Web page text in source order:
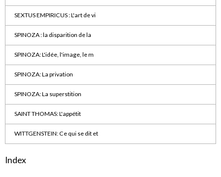
SEXTUS EMPIRICUS : L'art de vi
SPINOZA : la disparition de la
SPINOZA: L'idée, l'image, le m
SPINOZA: La privation
SPINOZA: La superstition
SAINT THOMAS: L'appétit
WITTGENSTEIN: Ce qui se dit et
Index